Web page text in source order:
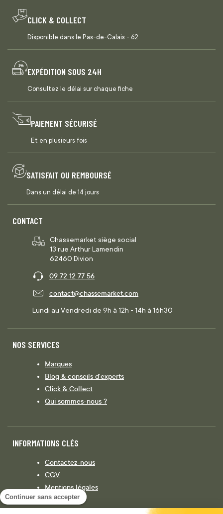
Continuer sans accepter
CLICK & COLLECT
Disponible dans le Pas-de-Calais - 62
EXPÉDITION SOUS 24H
Consultez le délai sur chaque fiche
PAIEMENT SÉCURISÉ
Et en plusieurs fois
SATISFAIT OU REMBOURSÉ
Dans un délai de 14 jours
CONTACT
Chassemarket siège social
13 rue Arthur Lamendin
62460 Divion
09 72 12 77 56
contact@chassemarket.com
Lundi au Vendredi de 9h à 12h - 14h à 16h30
NOS SERVICES
Marques
Blog & conseils d'experts
Click & Collect
Qui sommes-nous ?
INFORMATIONS CLÉS
Contactez-nous
CGV
Mentions légales
Législation